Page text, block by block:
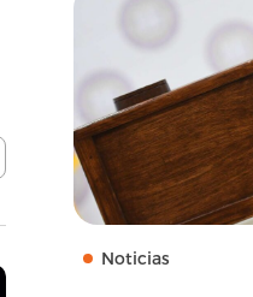
Noticias